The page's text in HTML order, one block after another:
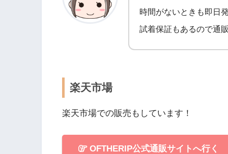
時間がないときも即日
試着保証もあるので通
楽天市場
楽天市場での販売もしています！
OFTHERIP公式通販サイトへ行く